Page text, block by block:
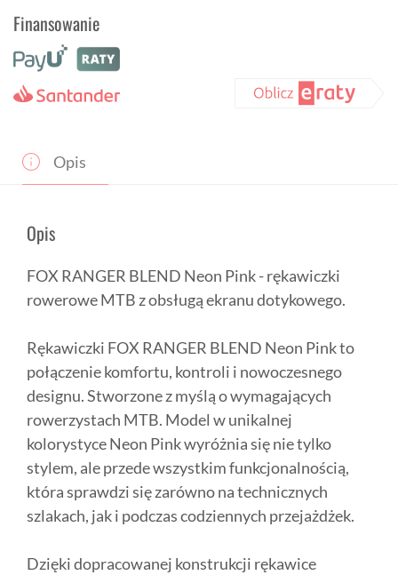
RANGER
BLEND
Neon
Pink
rękawiczki
Finansowanie
Opis
Opis
FOX RANGER BLEND Neon Pink - rękawiczki
rowerowe MTB z obsługą ekranu dotykowego.
Rękawiczki FOX RANGER BLEND Neon Pink to
połączenie komfortu, kontroli i nowoczesnego
designu. Stworzone z myślą o wymagających
rowerzystach MTB. Model w unikalnej
kolorystyce Neon Pink wyróżnia się nie tylko
stylem, ale przede wszystkim funkcjonalnością,
która sprawdzi się zarówno na technicznych
szlakach, jak i podczas codziennych przejażdżek.
Dzięki dopracowanej konstrukcji rękawice